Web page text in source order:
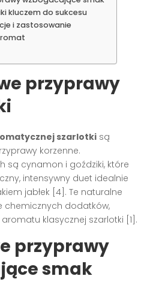
kluczem do sukcesu
i zastosowanie
przyprawy
szarlotki są
korzenne.
są cynamon i goździki, które
intensywny duet idealnie
jabłek [4]. Te naturalne
chemicznych dodatków,
klasycznej szarlotki [1].
przyprawy
smak